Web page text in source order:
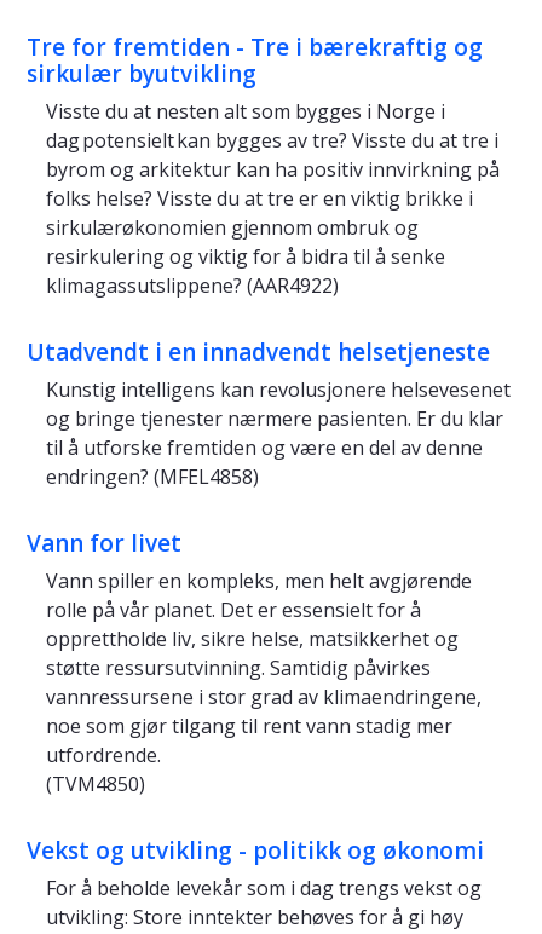
Tre for fremtiden - Tre i bærekraftig og
sirkulær byutvikling
Visste du at nesten alt som bygges i Norge i
dag potensielt kan bygges av tre? Visste du at tre i
byrom og arkitektur kan ha positiv innvirkning på
folks helse? Visste du at tre er en viktig brikke i
sirkulærøkonomien gjennom ombruk og
resirkulering og viktig for å bidra til å senke
klimagassutslippene? (AAR4922)
Utadvendt i en innadvendt helsetjeneste
Kunstig intelligens kan revolusjonere helsevesenet
og bringe tjenester nærmere pasienten. Er du klar
til å utforske fremtiden og være en del av denne
endringen? (MFEL4858)
Vann for livet
Vann spiller en kompleks, men helt avgjørende
rolle på vår planet. Det er essensielt for å
opprettholde liv, sikre helse, matsikkerhet og
støtte ressursutvinning. Samtidig påvirkes
vannressursene i stor grad av klimaendringene,
noe som gjør tilgang til rent vann stadig mer
utfordrende.
(TVM4850)
Vekst og utvikling - politikk og økonomi
For å beholde levekår som i dag trengs vekst og
utvikling: Store inntekter behøves for å gi høy